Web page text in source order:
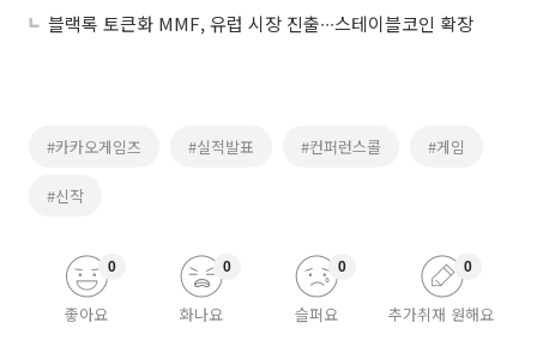
블랙록 토큰화 MMF, 유럽 시장 진출∙∙∙스테이블코인 확장
#카카오게임즈 #실적발표 #컨퍼런스콜 #게임
#신작
좋아요
0
화나요
0
슬퍼요
0
추가취재 원해요
0